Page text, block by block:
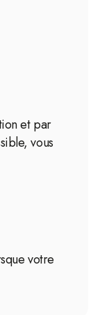
et par
vous
votre